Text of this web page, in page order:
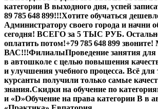
категории В выходного дня, успей
89 785 648 899!!!Хотите обучаться
Администратору своего города и начни
сегодня! ВСЕГО за 5 ТЫС РУБ.
оплатить потом!+79 785 648 899
ВАС!!!ФилиалыПроведение занятия для
в автошколе с целью повышения
и улучшения учебного процесса. Всё
курсанты получили только самые
знания.Скидки на обучение по
и «D»Обучение на права категории B